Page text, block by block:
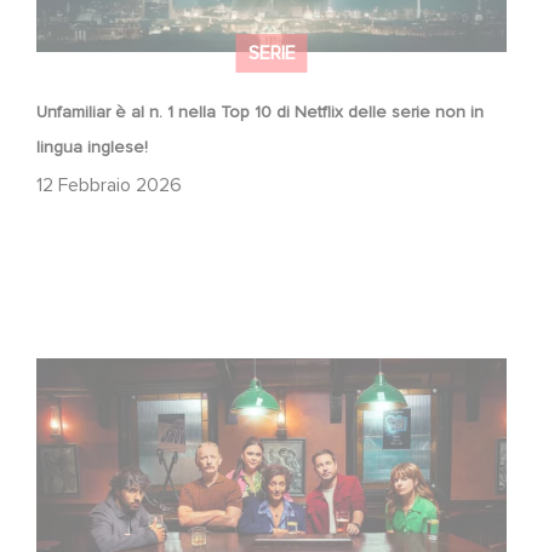
SERIE
Unfamiliar è al n. 1 nella Top 10 di Netflix delle serie non in
lingua inglese!
12 Febbraio 2026
When Broken Hearts Want Revenge: Welcome to The
Revenge Club